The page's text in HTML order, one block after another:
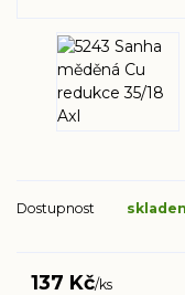
Dostupnost
137 Kč/ks